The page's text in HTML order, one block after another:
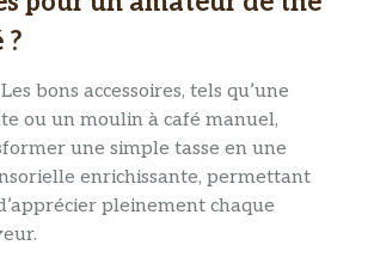
?
bons accessoires, tels qu’une
ou un moulin à café manuel,
une simple tasse en une
enrichissante, permettant
pleinement chaque